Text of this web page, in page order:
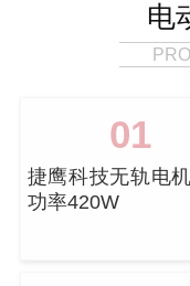
电
01
捷鹰科技无轨电
功率420W